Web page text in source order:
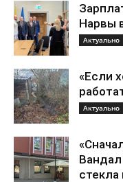
Нарвы
Актуально
«Если
Актуально
стекла